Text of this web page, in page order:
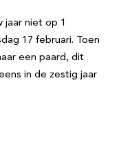
jaar niet op 1
17 februari. Toen
een paard, dit
in de zestig jaar